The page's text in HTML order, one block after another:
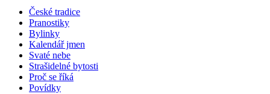
České tradice
Pranostiky
Bylinky
Kalendář jmen
Svaté nebe
Strašidelné bytosti
Proč se říká
Povídky